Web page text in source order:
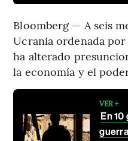
Bloomberg — A seis
Ucrania ordenada
ha alterado
la economía y el
VER +
En